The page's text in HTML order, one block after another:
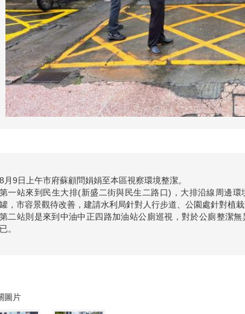
8月9日上午市府蘇顧問娟娟至本區視察環境整潔。
第一站來到民生大排(新盛二街與民生二路口)，大排沿線周邊
罐，市容景觀待改善，建請水利局針對人行步道、公園處針對植
第二站則是來到中油中正四路加油站公廁巡視，對於公廁整潔
已。
圖片